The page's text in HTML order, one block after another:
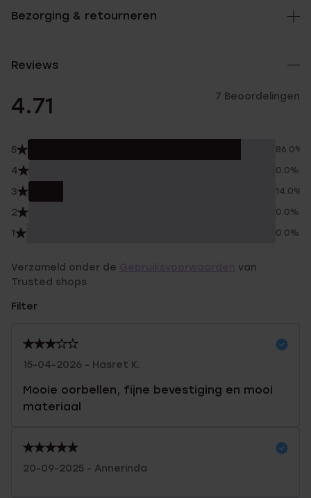
Bezorging & retourneren
Reviews
4.71 7 Beoordelingen
5 86.0%
4 0.0%
3 14.0%
2 0.0%
1 0.0%
Verzameld onder de
van
Trusted shops
Filter
15-04-2026 - Hasret K.
Mooie oorbellen, fijne bevestiging en mooi
materiaal
20-09-2025 - Annerinda